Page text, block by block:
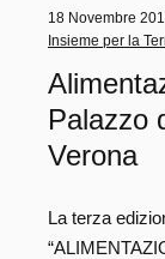
18 Novembre
Insieme per la
Palazzo
Verona
La terza